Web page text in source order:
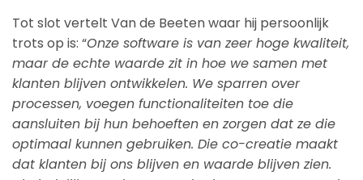
Tot slot vertelt Van de Beeten waar hij persoonlijk
trots op is: “Onze software is van zeer hoge kwaliteit,
maar de echte waarde zit in hoe we samen met
klanten blijven ontwikkelen. We sparren over
processen, voegen functionaliteiten toe die
aansluiten bij hun behoeften en zorgen dat ze die
optimaal kunnen gebruiken. Die co-creatie maakt
dat klanten bij ons blijven en waarde blijven zien.